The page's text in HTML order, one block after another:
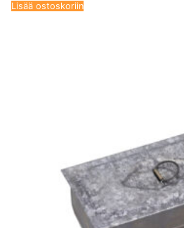
Lisää ostoskoriin